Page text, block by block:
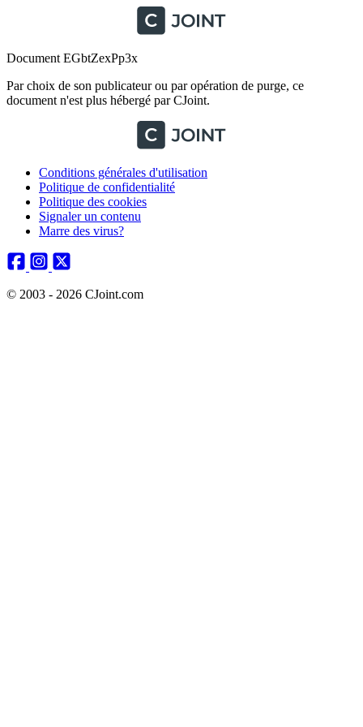
Document EGbtZexPp3x
Par choix de son publicateur ou par opération de purge, ce
document n'est plus hébergé par CJoint.
Conditions générales d'utilisation
Politique de confidentialité
Politique des cookies
Signaler un contenu
Marre des virus?
© 2003 - 2026 CJoint.com